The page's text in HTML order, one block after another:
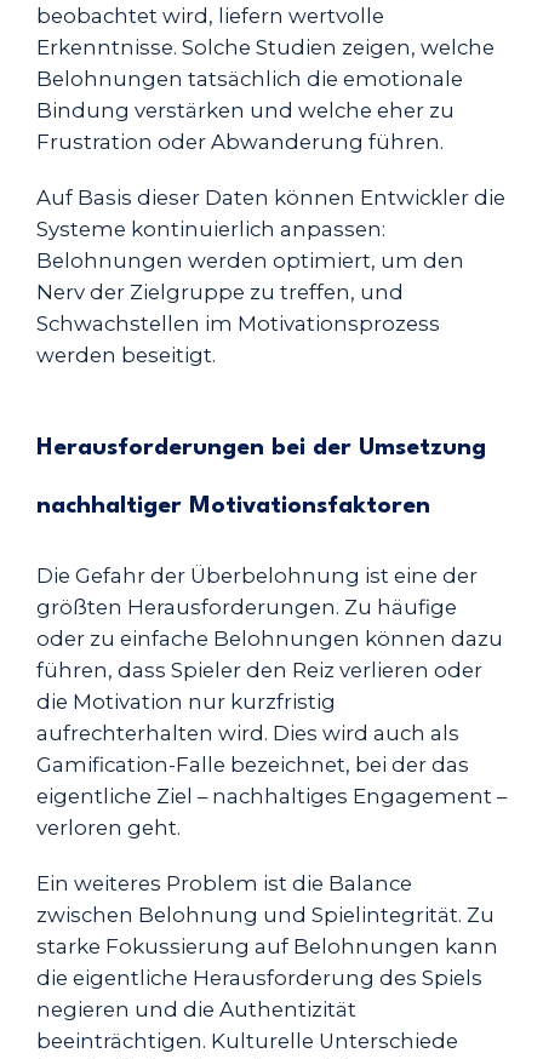
beobachtet wird, liefern wertvolle
Erkenntnisse. Solche Studien zeigen, welche
Belohnungen tatsächlich die emotionale
Bindung verstärken und welche eher zu
Frustration oder Abwanderung führen.
Auf Basis dieser Daten können Entwickler die
Systeme kontinuierlich anpassen:
Belohnungen werden optimiert, um den
Nerv der Zielgruppe zu treffen, und
Schwachstellen im Motivationsprozess
werden beseitigt.
Herausforderungen bei der Umsetzung
nachhaltiger Motivationsfaktoren
Die Gefahr der Überbelohnung ist eine der
größten Herausforderungen. Zu häufige
oder zu einfache Belohnungen können dazu
führen, dass Spieler den Reiz verlieren oder
die Motivation nur kurzfristig
aufrechterhalten wird. Dies wird auch als
Gamification-Falle bezeichnet, bei der das
eigentliche Ziel – nachhaltiges Engagement –
verloren geht.
Ein weiteres Problem ist die Balance
zwischen Belohnung und Spielintegrität. Zu
starke Fokussierung auf Belohnungen kann
die eigentliche Herausforderung des Spiels
negieren und die Authentizität
beeinträchtigen. Kulturelle Unterschiede